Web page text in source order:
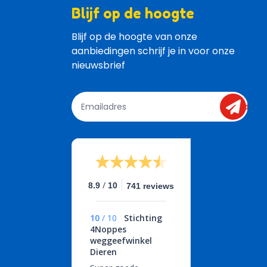
Blijf op de hoogte
Blijf op de hoogte van onze
aanbiedingen schrijf je in voor onze
nieuwsbrief
send
8.9 / 10 741 reviews
10 / 10
Stichting
4Noppes
weggeefwinkel
Dieren